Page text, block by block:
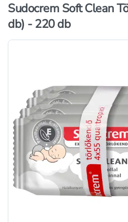
Sudocrem Soft Clean
db) - 220 db